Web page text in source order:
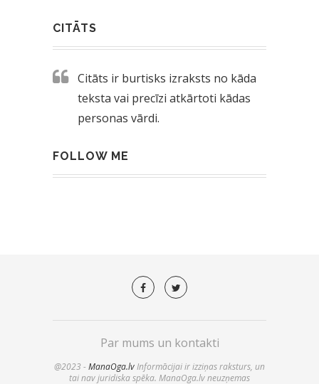
CITĀTS
Citāts ir burtisks izraksts no kāda
teksta vai precīzi atkārtoti kādas
personas vārdi.
FOLLOW ME
Par mums un kontakti
@2023 - ManaOga.lvInformācijai ir izziņas raksturs, un
tai nav juridiska spēka. ManaOga.lv neuzņemas